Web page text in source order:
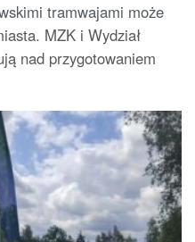
tramwajami może
MZK i Wydział
nad przygotowaniem